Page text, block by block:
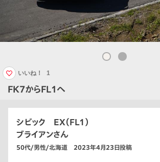
FK7からFL1へ
いいね！ 1
シビック EX（FL1）
ブライアンさん
50代/男性/北海道 2023年4月23日投稿